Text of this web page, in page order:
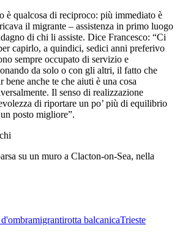
è qualcosa di reciproco: più immediato è
il migrante – assistenza in primo luogo
di chi li assiste. Dice Francesco: “Ci
capirlo, a quindici, sedici anni preferivo
sempre occupato di servizio e
da solo o con gli altri, il fatto che
bene anche te che aiuti è una cosa
Il senso di realizzazione
di riportare un po’ più di equilibrio
posto migliore”.
su un muro a Clacton-on-Sea, nella
migrantirotta balcanicaTrieste